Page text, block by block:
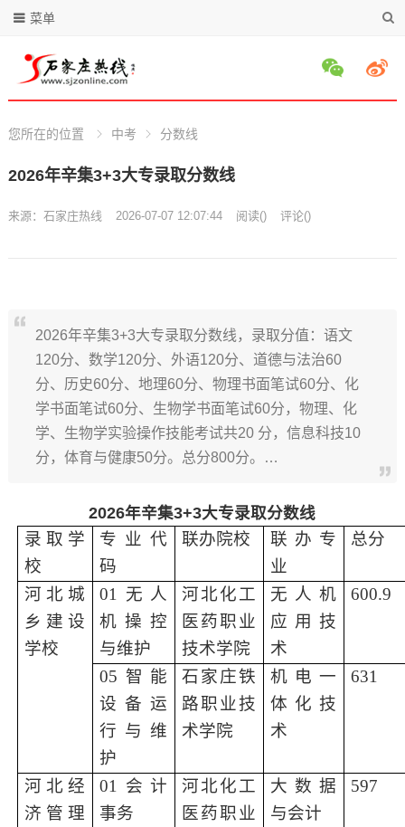
菜单
您所在的位置 中考 分数线
2026年辛集3+3大专录取分数线
来源： 石家庄热线 2026-07-07 12:07:44 阅读() 评论()
2026年辛集3+3大专录取分数线，录取分值：语文
120分、数学120分、外语120分、道德与法治60
分、历史60分、地理60分、物理书面笔试60分、化
学书面笔试60分、生物学书面笔试60分，物理、化
学、生物学实验操作技能考试共20 分，信息科技10
分，体育与健康50分。总分800分。…
2026年辛集3+3大专录取分数线
录取学
校
专业代
码
联办院校
联办专
业
总分
河北城
乡建设
学校
01无人
机操控
与维护
河北化工
医药职业
技术学院
无人机
应用技
术
600.9
05智能
设备运
行与维
护
石家庄铁
路职业技
术学院
机电一
体化技
术
631
河北经
济管理
01会计
事务
河北化工
医药职业
大数据
与会计
597